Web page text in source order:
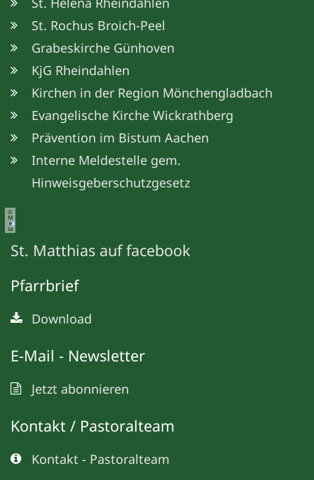
St. Rochus Broich-Peel
Grabeskirche Günhoven
KjG Rheindahlen
Kirchen in der Region Mönchengladbach
Evangelische Kirche Wickrathberg
Prävention im Bistum Aachen
Interne Meldestelle gem.
Hinweisgeberschutzgesetz
©
M
e
ta
St. Matthias auf facebook
Pfarrbrief
Download
E-Mail - Newsletter
Jetzt abonnieren
Kontakt / Pastoralteam
Kontakt - Pastoralteam